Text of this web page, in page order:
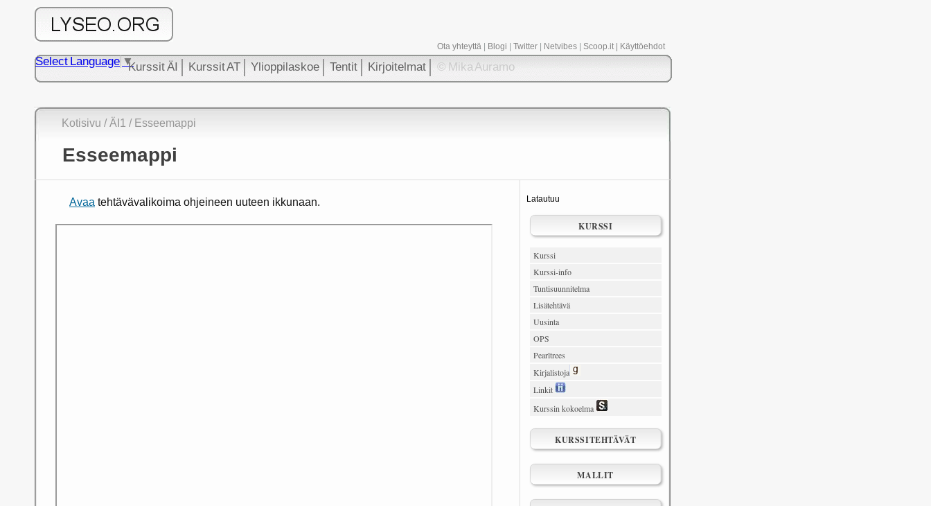
Ota yhteyttä Blogi Twitter Netvibes Scoop.it| Käyttöehdot
Kurssit ÄI Kurssit AT Ylioppilaskoe Tentit Kirjoitelmat © Mika Auramo
Select Language ▼
Kotisivu /ÄI1 / Esseemappi
Esseemappi
Latautuu
KURSSI
Kurssi
Kurssi-info
Tuntisuunnitelma
Lisätehtävä
Uusinta
OPS
Pearltrees
Kirjalistoja
Linkit
Kurssin kokoelma
KURSSITEHTÄVÄT
MALLIT
Avaa tehtävävalikoima ohjeineen uuteen ikkunaan.